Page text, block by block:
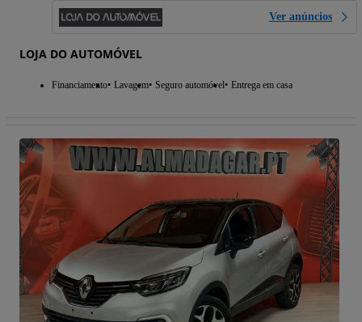
Ver anúncios
LOJA DO AUTOMÓVEL
Financiamento Lavagem Seguro automóvel Entrega em casa